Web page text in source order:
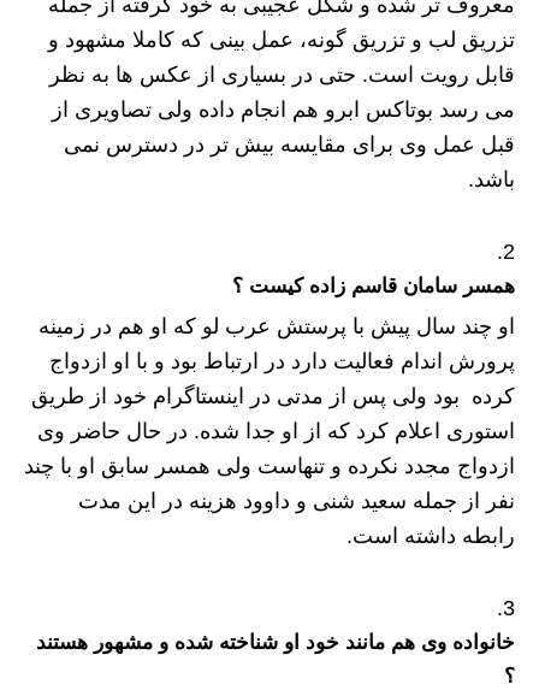
معروف تر شده و شکل عجیبی به خود گرفته از جمله
تزریق لب و تزریق گونه، عمل بینی که کاملا مشهود و
قابل رویت است. حتی در بسیاری از عکس ها به نظر
می رسد بوتاکس ابرو هم انجام داده ولی تصاویری از
قبل عمل وی برای مقایسه بیش تر در دسترس نمی
باشد.
همسر سامان قاسم زاده کیست ؟
او چند سال پیش با پرستش عرب لو که او هم در زمینه
پرورش اندام فعالیت دارد در ارتباط بود و با او ازدواج
کرده بود ولی پس از مدتی در اینستاگرام خود از طریق
استوری اعلام کرد که از او جدا شده. در حال حاضر وی
ازدواج مجدد نکرده و تنهاست ولی همسر سابق او با چند
نفر از جمله سعید شنی و داوود هزینه در این مدت
رابطه داشته است.
خانواده وی هم مانند خود او شناخته شده و مشهور هستند
؟